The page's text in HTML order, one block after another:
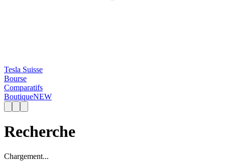
Tesla Suisse
Bourse
Comparatifs
BoutiqueNEW
Recherche
Chargement...